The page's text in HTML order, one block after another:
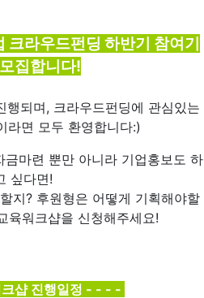
라우드펀딩 하반기 참여기
집합니다!
행되며, 크라우드펀딩에 관심있는
라면 모두 환영합니다:)
마련 뿐만 아니라 기업홍보도 하
싶다면!
지? 후원형은 어떻게 기획해야할
육워크샵을 신청해주세요!
샵 진행일정 - - - -